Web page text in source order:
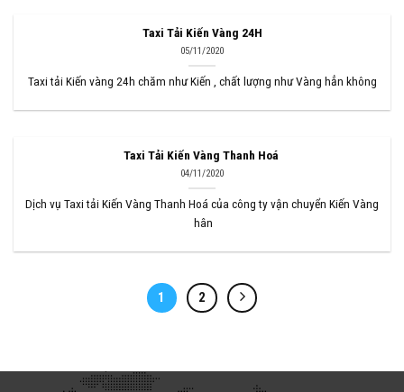
Taxi Tải Kiến Vàng 24H
05/11/2020
Taxi tải Kiến vàng 24h chăm như Kiến , chất lượng như Vàng hẳn không
Taxi Tải Kiến Vàng Thanh Hoá
04/11/2020
Dịch vụ Taxi tải Kiến Vàng Thanh Hoá của công ty vận chuyển Kiến Vàng
hân
1 2